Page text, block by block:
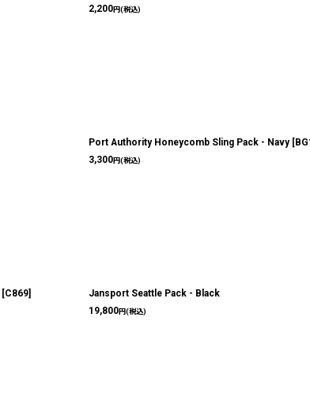
2,200円(税込)
Port Authority Honeycomb Sling Pack - Navy [
3,300円(税込)
[C869]
Jansport Seattle Pack - Black
19,800円(税込)